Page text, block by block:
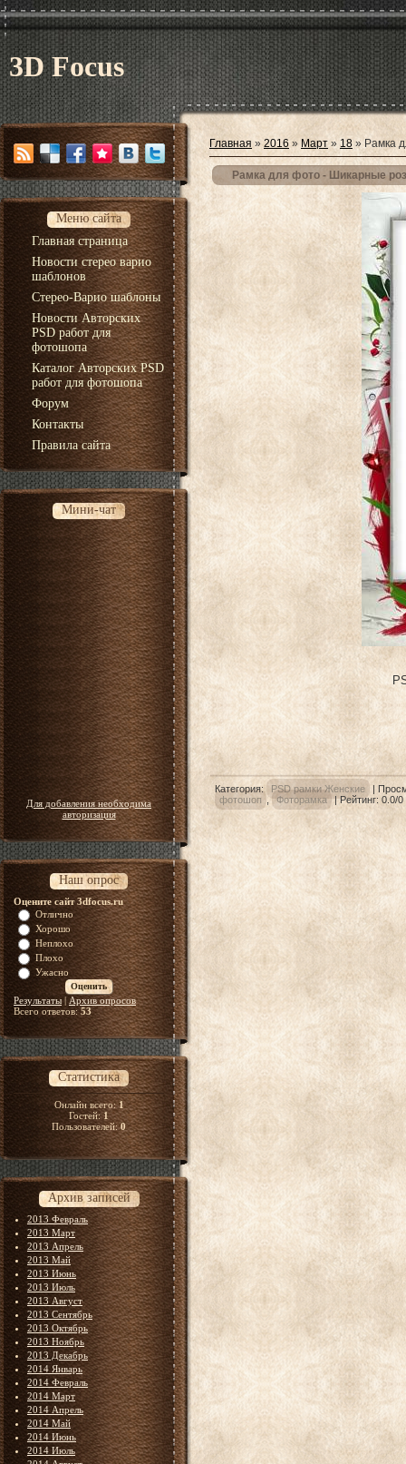
3D Focus
Меню сайта
Главная страница
Новости стерео варио
шаблонов
Стерео-Варио шаблоны
Новости Авторских
PSD работ для
фотошопа
Каталог Авторских PSD
работ для фотошопа
Форум
Контакты
Правила сайта
Мини-чат
Для добавления необходима
авторизация
Наш опрос
Оцените сайт 3dfocus.ru
Отлично
Хорошо
Неплохо
Плохо
Ужасно
Результаты| Архив опросов
Всего ответов:53
Статистика
Онлайн всего:1
Гостей:1
Пользователей:0
Архив записей
2013 Февраль
2013 Март
2013 Апрель
2013 Май
2013 Июнь
2013 Июль
2013 Август
2013 Сентябрь
2013 Октябрь
2013 Ноябрь
2013 Декабрь
2014 Январь
2014 Февраль
2014 Март
2014 Апрель
2014 Май
2014 Июнь
2014 Июль
Главная » 2016 » Март » 18 » Рамка
Рамка для фото - Шикарные
Категория: PSD рамки Женские |
фотошоп
, Фоторамка |Рейтинг: 0.0/0